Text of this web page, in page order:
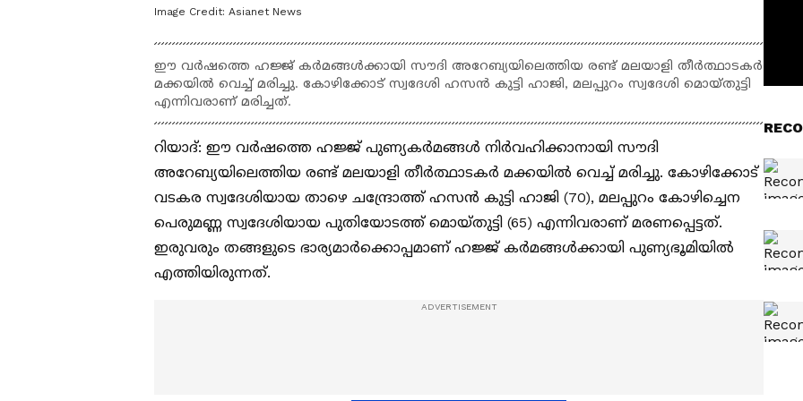
Image Credit: Asianet News
ഈ വർഷത്തെ ഹജ്ജ് കർമങ്ങൾക്കായി സൗദി അറേബ്യയിലെത്തിയ രണ്ട് മലയാളി തീർത്ഥാടകർ
മക്കയിൽ വെച്ച് മരിച്ചു. കോഴിക്കോട് സ്വദേശി ഹസൻ കുട്ടി ഹാജി, മലപ്പുറം സ്വദേശി മൊയ്തുട്ടി
എന്നിവരാണ് മരിച്ചത്.
റിയാദ്: ഈ വർഷത്തെ ഹജ്ജ് പുണ്യകർമങ്ങൾ നിർവഹിക്കാനായി സൗദി
അറേബ്യയിലെത്തിയ രണ്ട് മലയാളി തീർത്ഥാടകർ മക്കയിൽ വെച്ച് മരിച്ചു. കോഴിക്കോട്
വടകര സ്വദേശിയായ താഴെ ചന്ദ്രോത്ത് ഹസൻ കുട്ടി ഹാജി (70), മലപ്പുറം കോഴിച്ചെന
പെരുമണ്ണ സ്വദേശിയായ പുതിയോടത്ത് മൊയ്തുട്ടി (65) എന്നിവരാണ് മരണപ്പെട്ടത്.
ഇരുവരും തങ്ങളുടെ ഭാര്യമാർക്കൊപ്പമാണ് ഹജ്ജ് കർമങ്ങൾക്കായി പുണ്യഭൂമിയിൽ
എത്തിയിരുന്നത്.